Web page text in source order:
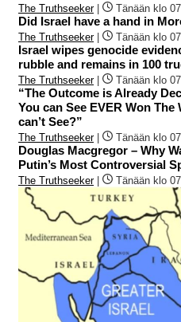
The Truthseeker| Tänään klo
Did Israel have a hand in
The Truthseeker| Tänään klo
Israel wipes genocide
rubble and remains in 100
The Truthseeker| Tänään klo
“The Outcome is Already
You can See EVER Won
can’t See?”
The Truthseeker| Tänään klo
Douglas Macgregor – Why
Putin’s Most Controversial
The Truthseeker| Tänään klo